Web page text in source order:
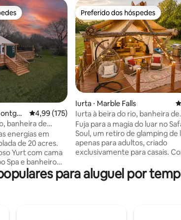
avaliações
dos hóspedes
4,99 de uma avaliação média de 5, 175
4,99 (175)
banheira de
deck
energias em
de 20 acres.
Yurt com cama
Spa e banheiro
5G, TV
com café,
Preferido dos hóspedes
Preferido dos hóspedes
Iurta ⋅ Marble Falls
Iurta à beira do rio, banheira de
hidromassagem, caiaque,
filmes
Fuja para a magia do luar no
Soul, um retiro de glamping de
apenas para adultos, criado
exclusivamente para casais.
babymoons ou simplesmente
reconecte-se na natureza. Desfrute de
condicionado e uma caminhada
para aluguel por